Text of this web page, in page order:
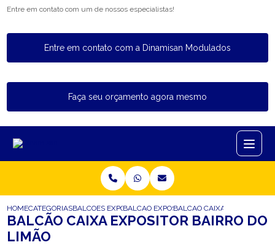
Entre em contato com um de nossos especialistas!
Entre em contato com a Dinamisan Modulados
Faça seu orçamento agora mesmo
HOMECATEGORIASBALCOES EXPOSITORESBALCAO EXPOSITOR REFRIGERADO
BALCAO CAIXA EXPOSITOR
BALCÃO CAIXA EXPOSITOR BAIRRO DO
LIMÃO